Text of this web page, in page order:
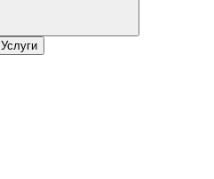
Услуги